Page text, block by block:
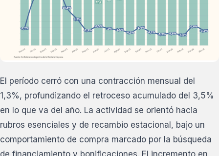
El período cerró con una contracción mensual del
1,3%, profundizando el retroceso acumulado del 3,5%
en lo que va del año. La actividad se orientó hacia
rubros esenciales y de recambio estacional, bajo un
comportamiento de compra marcado por la búsqueda
de financiamiento y bonificaciones. El incremento en